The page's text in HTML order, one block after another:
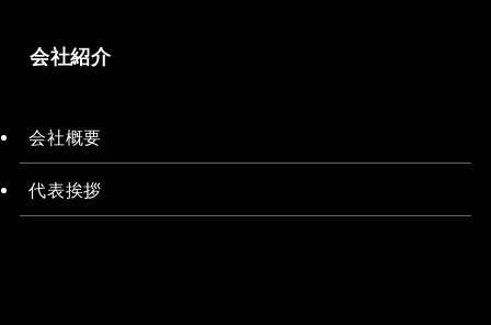
会社紹介
会社概要
代表挨拶